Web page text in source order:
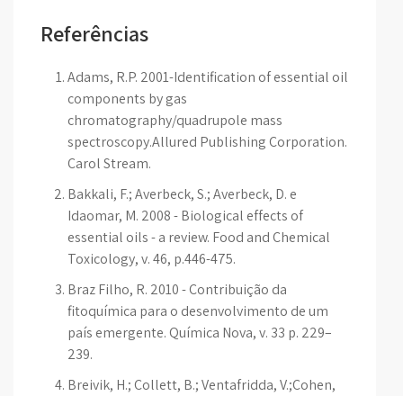
Referências
Adams, R.P. 2001-Identification of essential oil
components by gas
chromatography/quadrupole mass
spectroscopy.Allured Publishing Corporation.
Carol Stream.
Bakkali, F.; Averbeck, S.; Averbeck, D. e
Idaomar, M. 2008 - Biological effects of
essential oils - a review. Food and Chemical
Toxicology, v. 46, p.446-475.
Braz Filho, R. 2010 - Contribuição da
fitoquímica para o desenvolvimento de um
país emergente. Química Nova, v. 33 p. 229–
239.
Breivik, H.; Collett, B.; Ventafridda, V.;Cohen,